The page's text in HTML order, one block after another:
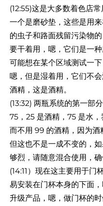
(12:55)这是大多数着色店
一个是磨砂垫，这些是用
的虫子和路面残留污染物
要干着用，嗯，它们是一
可能想在某个区域测试一
嗯，但是湿着用，它们不
酒精，这是酒精。
(13:32) 两瓶系统的第一部
75，25 是酒精，75 是水
而不用 99 的酒精，因为酒
但这也不是一成不变的，
够烈，请随意混合使用，
(14:11）现在这主要用于门
易安装在门杯本身的下面
升级产品，嗯，做门杯的